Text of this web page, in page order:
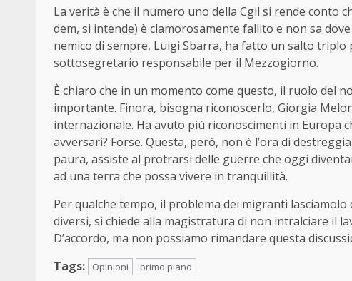
La verità è che il numero uno della Cgil si rende conto
dem, si intende) è clamorosamente fallito e non sa
nemico di sempre, Luigi Sbarra, ha fatto un salto triplo
sottosegretario responsabile per il Mezzogiorno.
È chiaro che in un momento come questo, il ruolo del
importante. Finora, bisogna riconoscerlo, Giorgia
internazionale. Ha avuto più riconoscimenti in Europa
avversari? Forse. Questa, però, non è l’ora di
paura, assiste al protrarsi delle guerre che oggi
ad una terra che possa vivere in tranquillità.
Per qualche tempo, il problema dei migranti
diversi, si chiede alla magistratura di non intralciare il
D’accordo, ma non possiamo rimandare questa
Tags:
Opinioni primo piano